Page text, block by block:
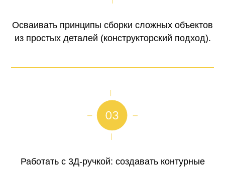
Осваивать принципы сборки сложных объектов
из простых деталей (конструкторский подход).
Работать с 3Д-ручкой: создавать контурные